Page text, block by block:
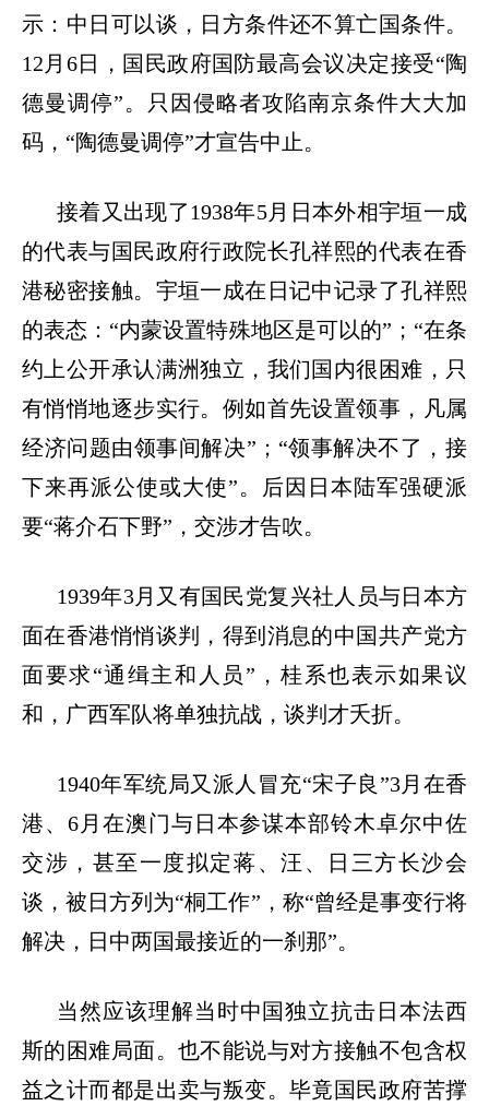
示：中日可以谈，日方条件还不算亡国条件。
12月6日，国民政府国防最高会议决定接受“陶
德曼调停”。只因侵略者攻陷南京条件大大加
码，“陶德曼调停”才宣告中止。
接着又出现了1938年5月日本外相宇垣一成
的代表与国民政府行政院长孔祥熙的代表在香
港秘密接触。宇垣一成在日记中记录了孔祥熙
的表态：“内蒙设置特殊地区是可以的”；“在条
约上公开承认满洲独立，我们国内很困难，只
有悄悄地逐步实行。例如首先设置领事，凡属
经济问题由领事间解决”；“领事解决不了，接
下来再派公使或大使”。后因日本陆军强硬派
要“蒋介石下野”，交涉才告吹。
1939年3月又有国民党复兴社人员与日本方
面在香港悄悄谈判，得到消息的中国共产党方
面要求“通缉主和人员”，桂系也表示如果议
和，广西军队将单独抗战，谈判才夭折。
1940年军统局又派人冒充“宋子良”3月在香
港、6月在澳门与日本参谋本部铃木卓尔中佐
交涉，甚至一度拟定蒋、汪、日三方长沙会
谈，被日方列为“桐工作”，称“曾经是事变行将
解决，日中两国最接近的一刹那”。
当然应该理解当时中国独立抗击日本法西
斯的困难局面。也不能说与对方接触不包含权
益之计而都是出卖与叛变。毕竟国民政府苦撑